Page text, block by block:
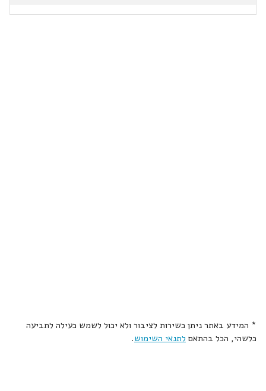
* המידע באתר ניתן כשירות לציבור ולא יכול לשמש כעילה לתביעה
כלשהי, הכל בהתאם לתנאי השימוש.